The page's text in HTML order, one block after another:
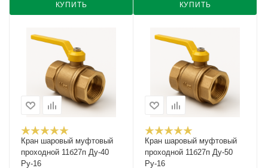
КУПИТЬ КУПИТЬ
Кран шаровый муфтовый
проходной 11б27п Ду-40
Ру-16
Кран шаровый муфтовый
проходной 11б27п Ду-50
Ру-16